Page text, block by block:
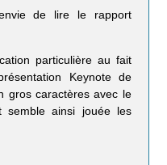
de lire le rapport
particulière au fait
Keynote de
gros caractères avec le
semble ainsi jouée les